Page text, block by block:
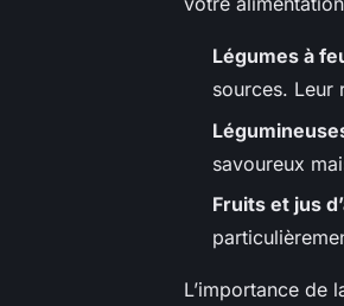
Légumes à
sources. Leur
savoureux
Fruits et jus
L’importance de